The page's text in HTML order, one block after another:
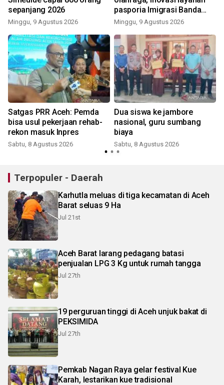
sepanjang 2026
Minggu, 9 Agustus 2026
pasporia Imigrasi Banda
Aceh buat CFD makin ceria
Minggu, 9 Agustus 2026
Satgas PRR Aceh: Pemda
bisa usul pekerjaan rehab-
rekon masuk Inpres
Sabtu, 8 Agustus 2026
Dua siswa ke jambore
nasional, guru sumbang
biaya
Sabtu, 8 Agustus 2026
Terpopuler - Daerah
Karhutla meluas di tiga kecamatan di Aceh
Barat seluas 9 Ha
Jul 21st
Aceh Barat larang pedagang batasi
penjualan LPG 3 Kg untuk rumah tangga
Jul 27th
19 perguruan tinggi di Aceh unjuk bakat di
PEKSIMIDA
Jul 27th
Pemkab Nagan Raya gelar festival Kue
Karah, lestarikan kue tradisional